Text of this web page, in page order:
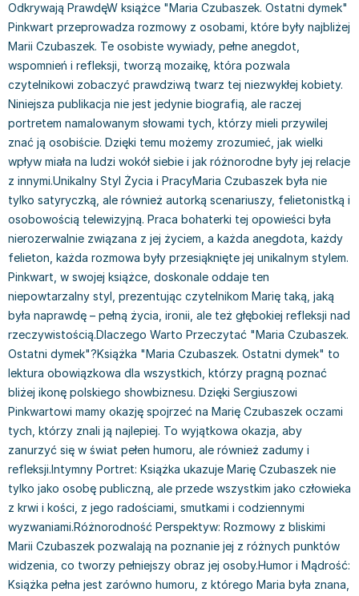
Filologia - książki
Książki filozoficzne
Inne
Kulturoznawstwo, antropologia - książki
Książki o naukach politycznych
Książki pedagogiczne
Psychologia - książki
Socjologia - książki
Książki: Religie i wyznania
Książki: Buddyzm
Książki: Chrześcijaństwo
Książki: Islam
Książki: Judaizm
Książki: Rozwój osobisty
Inne
Książki: Kariera i sukces
Książki: Psychologia, motywacja
Książki dla dzieci 9-12 lat
Książki edukacyjne dla dzieci 9-12 lat
Literatura dla dzieci 9-12 lat
Poznawanie świata dla dzieci 9-12 lat - książki
Książki o zainteresowaniach dla dzieci 9-12 lat
Książki dla młodzieży
Literatura dla młodzieży
Literatura popularno-naukowa
Społeczeństwo i rozwój osobisty - książki
Lektury i pomoce szkolne
Lektury do gimnazjów i szkół średnich
Lektury do szkoły podstawowej
Szkoły wyższe - książki
Bibliotekoznawstwo - książki
Książki o ekonomii i finansach - szkoły wyższe
Książki do filologii - szkoły wyższe
Książki medyczne dla studentów
Nauki historyczne - książki
Książki o naukach politycznych dla studentów
Książki do nauk przyrodniczych dla studentów
Książki do nauk społecznych dla studentów
Książki do nauk ścisłych dla studentów
Prawo - książki dla studentów
Technologia żywności - książki
Zarządzanie i marketing - książki
Nauka języków obcych - książki
Podręczniki dla nauczycieli - metodyka
Repetytoria, testy i materiały pomocnicze
Stefan Żeromski
Henryk Sienkiewicz
Juliusz Słowacki
Jacek Piekara
Meg Cabot
James Rollins
Maria Konopnicka
Paulo Coelho
Rick Riordan
John Flanagan
Graham Masterton
Astrid Lindgren
Anna Ficner-Ogonowska
Federico Moccia
Harlan Coben
Katarzyna Michalak
Daniel Defoe
Dan Brown
Bolesław Prus
Clive Cussler
Wanda Chotomska
Józef Ignacy Kraszewski
Clive Staples Lewis
Martyna Wojciechowska
Melissa De la Cruz
Blanka Lipińska
Jaś Kapela
Agatha Christie
Witold Gadowski
Odkrywają PrawdęW książce "Maria Czubaszek. Ostatni dymek"
Pinkwart przeprowadza rozmowy z osobami, które były najbliżej
Marii Czubaszek. Te osobiste wywiady, pełne anegdot,
wspomnień i refleksji, tworzą mozaikę, która pozwala
czytelnikowi zobaczyć prawdziwą twarz tej niezwykłej kobiety.
Niniejsza publikacja nie jest jedynie biografią, ale raczej
portretem namalowanym słowami tych, którzy mieli przywilej
znać ją osobiście. Dzięki temu możemy zrozumieć, jak wielki
wpływ miała na ludzi wokół siebie i jak różnorodne były jej relacje
z innymi.Unikalny Styl Życia i PracyMaria Czubaszek była nie
tylko satyryczką, ale również autorką scenariuszy, felietonistką i
osobowością telewizyjną. Praca bohaterki tej opowieści była
nierozerwalnie związana z jej życiem, a każda anegdota, każdy
felieton, każda rozmowa były przesiąknięte jej unikalnym stylem.
Pinkwart, w swojej książce, doskonale oddaje ten
niepowtarzalny styl, prezentując czytelnikom Marię taką, jaką
była naprawdę – pełną życia, ironii, ale też głębokiej refleksji nad
rzeczywistością.Dlaczego Warto Przeczytać "Maria Czubaszek.
Ostatni dymek"?Książka "Maria Czubaszek. Ostatni dymek" to
lektura obowiązkowa dla wszystkich, którzy pragną poznać
bliżej ikonę polskiego showbiznesu. Dzięki Sergiuszowi
Pinkwartowi mamy okazję spojrzeć na Marię Czubaszek oczami
tych, którzy znali ją najlepiej. To wyjątkowa okazja, aby
zanurzyć się w świat pełen humoru, ale również zadumy i
refleksji.Intymny Portret: Książka ukazuje Marię Czubaszek nie
tylko jako osobę publiczną, ale przede wszystkim jako człowieka
z krwi i kości, z jego radościami, smutkami i codziennymi
wyzwaniami.Różnorodność Perspektyw: Rozmowy z bliskimi
Marii Czubaszek pozwalają na poznanie jej z różnych punktów
widzenia, co tworzy pełniejszy obraz jej osoby.Humor i Mądrość:
Książka pełna jest zarówno humoru, z którego Maria była znana,